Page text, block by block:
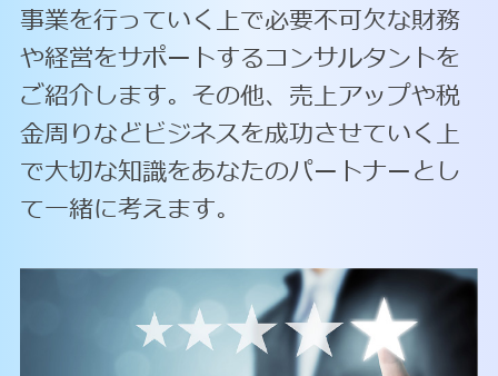
事業を行っていく上で必要不可欠な財務
や経営をサポートするコンサルタントを
ご紹介します。その他、売上アップや税
金周りなどビジネスを成功させていく上
で大切な知識をあなたのパートナーとし
て一緒に考えます。